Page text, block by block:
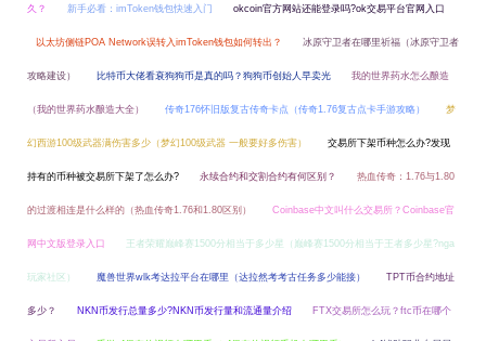
久？ 新手必看：imToken钱包快速入门 okcoin官方网站还能登录吗?ok交易平台官网入口
以太坊侧链POA Network误转入imToken钱包如何转出？ 冰原守卫者在哪里祈福（冰原守卫者
攻略建设） 比特币大佬看衰狗狗币是真的吗？狗狗币创始人早卖光 我的世界药水怎么酿造
（我的世界药水酿造大全） 传奇176怀旧版复古传奇卡点（传奇1.76复古点卡手游攻略） 梦
幻西游100级武器满伤害多少（梦幻100级武器 一般要好多伤害） 交易所下架币种怎么办?发现
持有的币种被交易所下架了怎么办? 永续合约和交割合约有何区别？ 热血传奇：1.76与1.80
的过渡相连是什么样的（热血传奇1.76和1.80区别） Coinbase中文叫什么交易所？Coinbase官
网中文版登录入口 王者荣耀巅峰赛1500分相当于多少星（巅峰赛1500分相当于王者多少星?nga
玩家社区） 魔兽世界wlk考达拉平台在哪里（达拉然考考古任务多少能接） TPT币合约地址
多少？ NKN币发行总量多少?NKN币发行量和流通量介绍 FTX交易所怎么玩？ftc币在哪个